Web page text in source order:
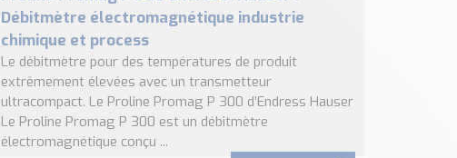
Débitmètre électromagnétique industrie
chimique et process
Le débitmètre pour des températures de produit
extrêmement élevées avec un transmetteur
ultracompact. Le Proline Promag P 300 d’Endress Hauser
Le Proline Promag P 300 est un débitmètre
électromagnétique conçu ...